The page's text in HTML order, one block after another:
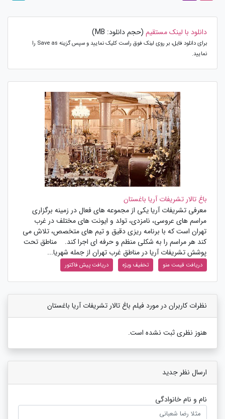
دانلود با لینک مستقیم (حجم دانلود: MB)
برای دانلود فایل، بر روی لینک فوق راست کلیک نمایید و سپس گزینه Save as را
نمایید.
باغ تالار تشریفات آریا باغستان
معرفی تشریفات آریا یکی از مجموعه های فعال در زمینه برگزاری
مراسم های عروسی، نامزدی، تولد و ایونت های مختلف در غرب
تهران است که با برنامه ریزی دقیق و تیم های متخصص، تلاش می
کند هر مراسم را به شکلی منظم و حرفه ای اجرا کند. مناطق تحت
پوشش تشریفات آریا در مناطق غرب تهران از جمله شهریا...
دریافت قیمت منو تخفیف ویژه دریافت پیش فاکتور
نظرات کاربران در مورد فیلم باغ تالار تشریفات آریا باغستان
هنوز نظری ثبت نشده است.
ارسال نظر جدید
نام و نام خانوادگی